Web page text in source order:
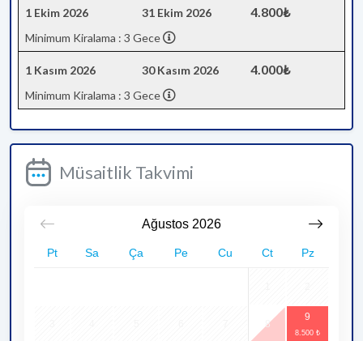
1 Ekim 2026 31 Ekim 2026 4.800₺
Minimum Kiralama : 3 Gece
1 Kasım 2026 30 Kasım 2026 4.000₺
Minimum Kiralama : 3 Gece
Müsaitlik Takvimi
Ağustos 2026
Pt Sa Ça Pe Cu Ct Pz
8
9